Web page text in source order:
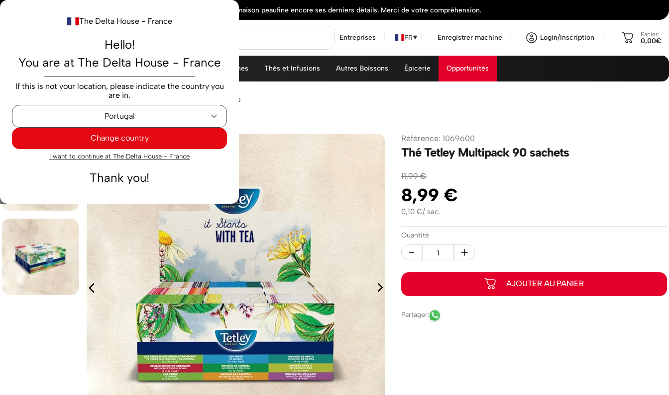
The Delta House - France
Hello!
You are at The Delta House - France
If this is not your location, please indicate the country you
are in.
Change country
I want to continue at The Delta House - France
Thank you!
Notre nouvelle maison peaufine encore ses derniers détails. Merci de votre compréhension.
Entreprises FR▼ Enregistrer machine Login/Inscription Panier:
0,00€
Produits Marques Cafés Capsules Machines Thés et Infusions Autres Boissons Épicerie Opportunités
Thés Thé Tetley Multipack 90 sachets
Exclusif
Référence: 1069600
Thé Tetley Multipack 90 sachets
11,99 €
8,99 €
0,10 €/ sac.
Quantité